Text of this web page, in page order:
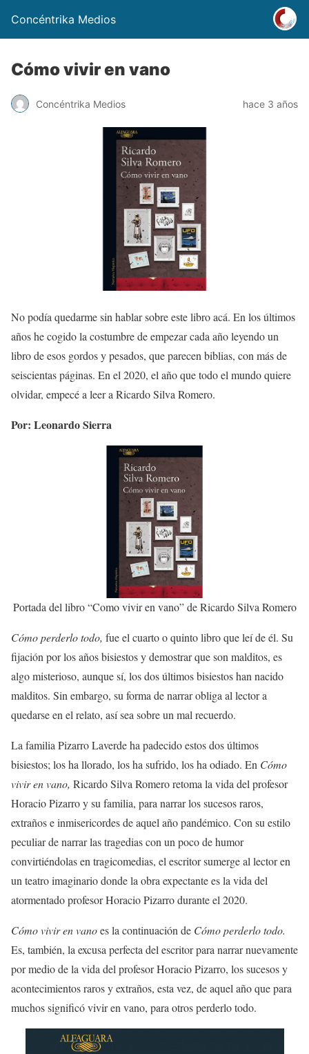
Concéntrika Medios
Cómo vivir en vano
Concéntrika Medios hace 3 años
No podía quedarme sin hablar sobre este libro acá. En los últimos
años he cogido la costumbre de empezar cada año leyendo un
libro de esos gordos y pesados, que parecen biblias, con más de
seiscientas páginas. En el 2020, el año que todo el mundo quiere
olvidar, empecé a leer a Ricardo Silva Romero.
Por: Leonardo Sierra
Portada del libro “Como vivir en vano” de Ricardo Silva Romero
Cómo perderlo todo, fue el cuarto o quinto libro que leí de él. Su
fijación por los años bisiestos y demostrar que son malditos, es
algo misterioso, aunque sí, los dos últimos bisiestos han nacido
malditos. Sin embargo, su forma de narrar obliga al lector a
quedarse en el relato, así sea sobre un mal recuerdo.
La familia Pizarro Laverde ha padecido estos dos últimos
bisiestos; los ha llorado, los ha sufrido, los ha odiado. En Cómo
vivir en vano, Ricardo Silva Romero retoma la vida del profesor
Horacio Pizarro y su familia, para narrar los sucesos raros,
extraños e inmisericordes de aquel año pandémico. Con su estilo
peculiar de narrar las tragedias con un poco de humor
convirtiéndolas en tragicomedias, el escritor sumerge al lector en
un teatro imaginario donde la obra expectante es la vida del
atormentado profesor Horacio Pizarro durante el 2020.
Cómo vivir en vanoes la continuación de Cómo perderlo todo.
Es, también, la excusa perfecta del escritor para narrar nuevamente
por medio de la vida del profesor Horacio Pizarro, los sucesos y
acontecimientos raros y extraños, esta vez, de aquel año que para
muchos significó vivir en vano, para otros perderlo todo.